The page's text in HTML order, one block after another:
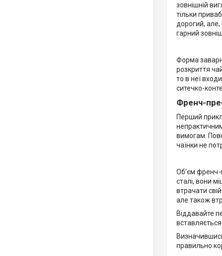
зовнішній
тільки
дорогий, але,
гарний
Форма
розкриття
то в неї
ситечко-
Френч-
Перший
вимогам.
чаїнки не
Об'єм френч-
сталі, вони
втрачати
але також
Віддавайте
правильно